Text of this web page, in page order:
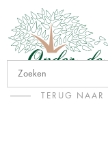
TERUG NAAR